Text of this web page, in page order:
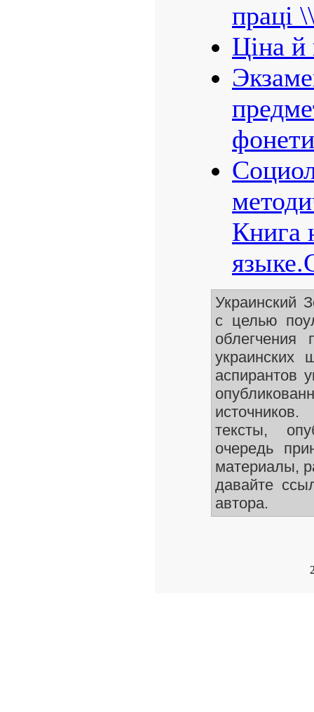
праці
Ціна й
Книга
Украинский
с целью
облегчения
украинских
аспирантов
тексты,
очередь
материалы,
давайте
автора.